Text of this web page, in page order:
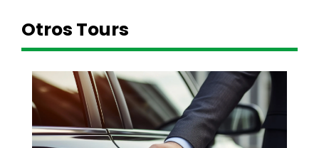
Otros Tours